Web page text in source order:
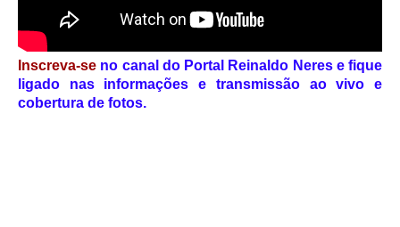
Inscreva-se no canal do Portal Reinaldo Neres e fique
ligado nas informações e transmissão ao vivo e
cobertura de fotos.